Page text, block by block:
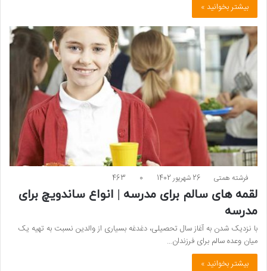
بیشتر بخوانید »
فرشته همتی 26 شهریور 1402 0
463
لقمه های سالم برای مدرسه | انواع ساندویچ برای
مدرسه
با نزدیک شدن به آغاز سال تحصیلی، دغدغه بسیاری از والدین نسبت به تهیه یک
میان وعده سالم برای فرزندان…
بیشتر بخوانید »